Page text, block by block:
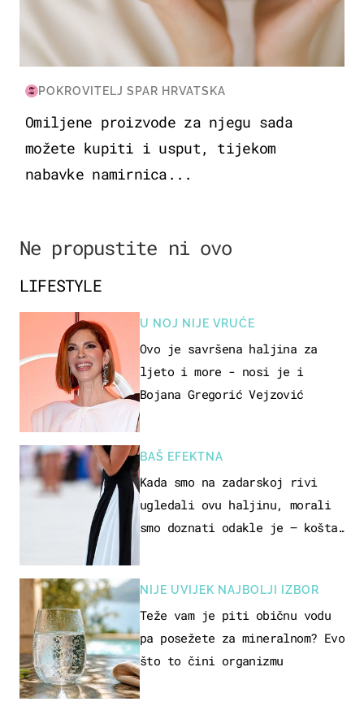
POKROVITELJ SPAR HRVATSKA
Omiljene proizvode za njegu sada
možete kupiti i usput, tijekom
nabavke namirnica...
Ne propustite ni ovo
LIFESTYLE
U NOJ NIJE VRUĆE
Ovo je savršena haljina za
ljeto i more - nosi je i
Bojana Gregorić Vejzović
BAŠ EFEKTNA
Kada smo na zadarskoj rivi
ugledali ovu haljinu, morali
smo doznati odakle je – košta
NIJE UVIJEK NAJBOLJI IZBOR
Teže vam je piti običnu vodu
pa posežete za mineralnom? Evo
što to čini organizmu